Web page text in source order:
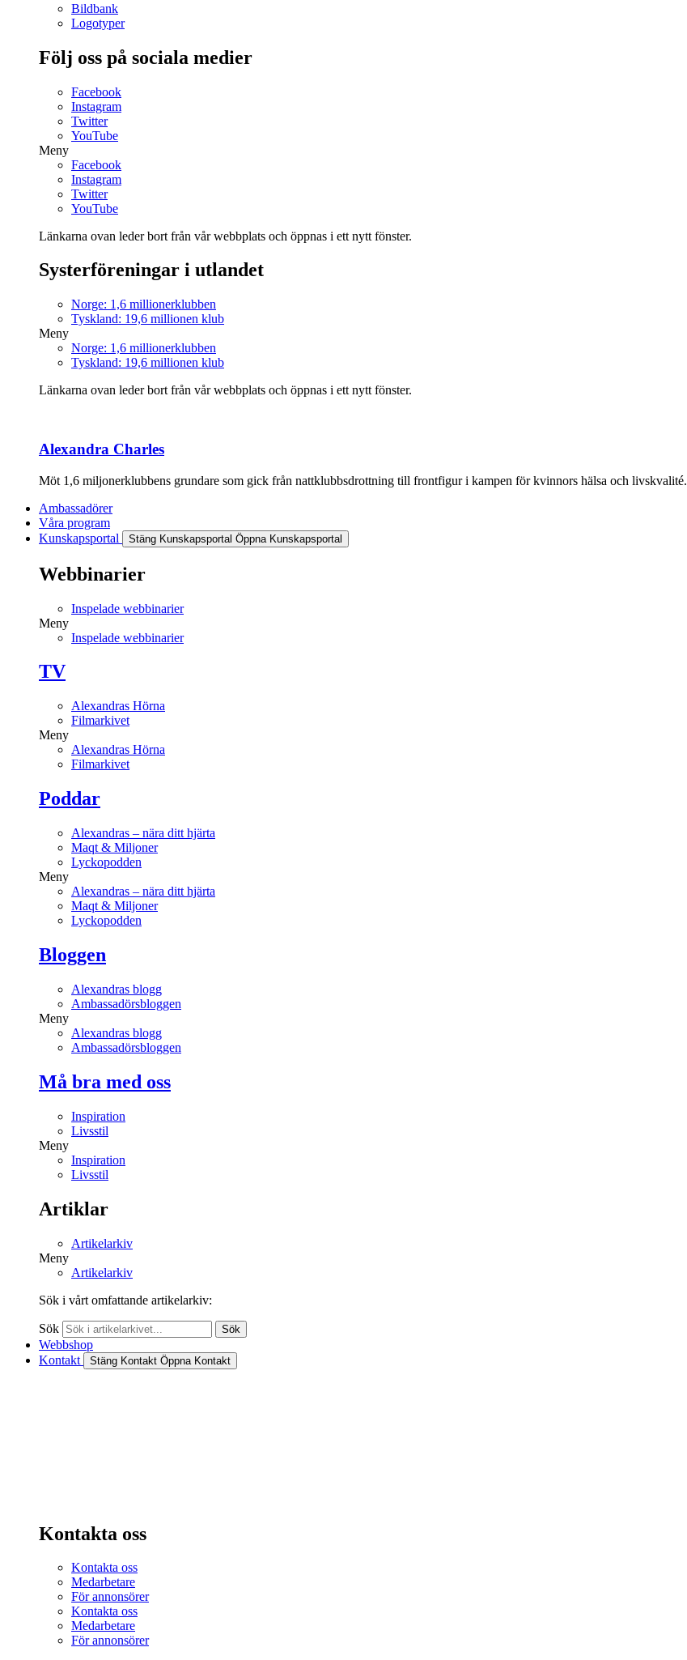
Bildbank
Logotyper
Följ oss på sociala medier
Facebook
Instagram
Twitter
YouTube
Meny
Facebook
Instagram
Twitter
YouTube
Länkarna ovan leder bort från vår webbplats och öppnas i ett nytt fönster.
Systerföreningar i utlandet
Norge: 1,6 millionerklubben
Tyskland: 19,6 millionen klub
Meny
Norge: 1,6 millionerklubben
Tyskland: 19,6 millionen klub
Länkarna ovan leder bort från vår webbplats och öppnas i ett nytt fönster.
Alexandra Charles
Möt 1,6 miljonerklubbens grundare som gick från nattklubbsdrottning till frontfigur i kampen för kvinnors hälsa och livskvalité.
Ambassadörer
Våra program
Kunskapsportal
Stäng Kunskapsportal Öppna Kunskapsportal
Webbinarier
Inspelade webbinarier
Meny
Inspelade webbinarier
TV
Alexandras Hörna
Filmarkivet
Meny
Alexandras Hörna
Filmarkivet
Poddar
Alexandras – nära ditt hjärta
Maqt & Miljoner
Lyckopodden
Meny
Alexandras – nära ditt hjärta
Maqt & Miljoner
Lyckopodden
Bloggen
Alexandras blogg
Ambassadörsbloggen
Meny
Alexandras blogg
Ambassadörsbloggen
Må bra med oss
Inspiration
Livsstil
Meny
Inspiration
Livsstil
Artiklar
Artikelarkiv
Meny
Artikelarkiv
Sök i vårt omfattande artikelarkiv:
Sök Sök
Webbshop
Kontakt
Stäng Kontakt Öppna Kontakt
Kontakta oss
Kontakta oss
Medarbetare
För annonsörer
Kontakta oss
Medarbetare
För annonsörer